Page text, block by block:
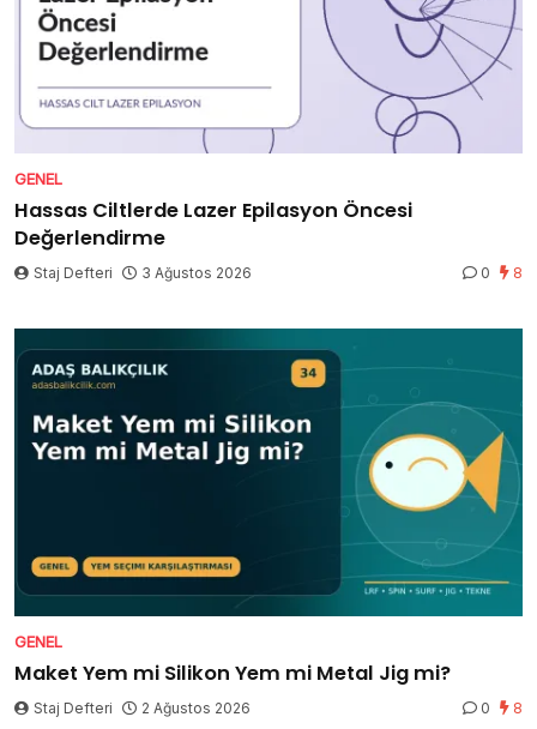
GENEL
Hassas Ciltlerde Lazer Epilasyon Öncesi
Değerlendirme
Staj Defteri 3 Ağustos 2026 0 8
GENEL
Maket Yem mi Silikon Yem mi Metal Jig mi?
Staj Defteri 2 Ağustos 2026 0 8